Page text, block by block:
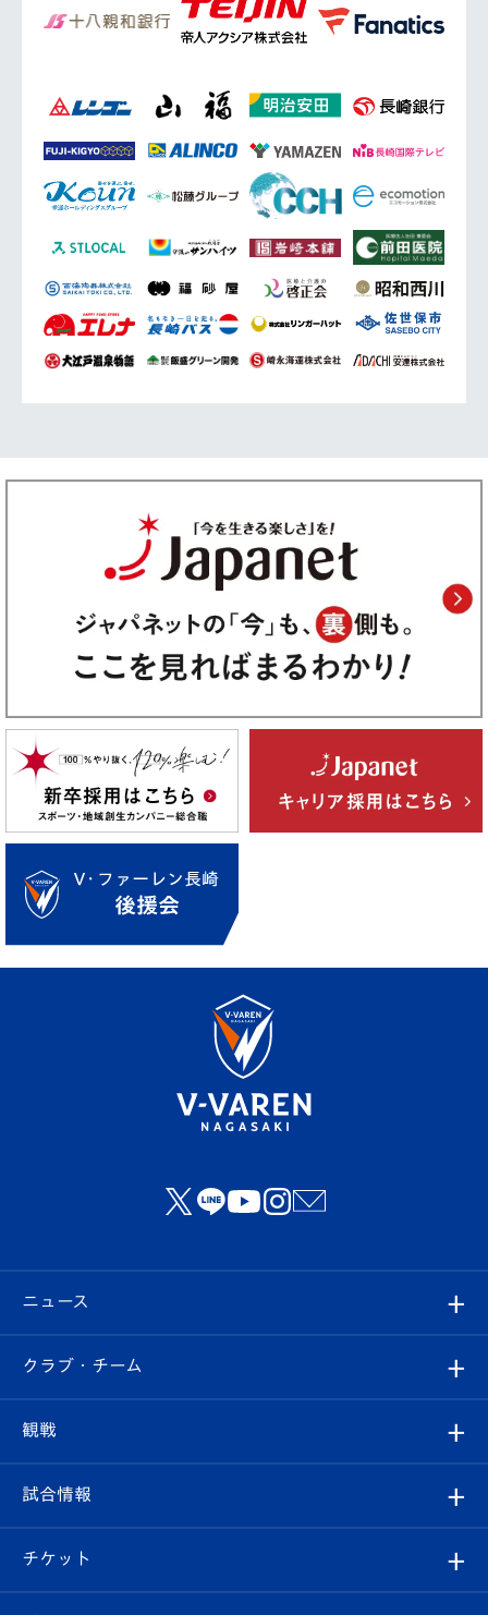
ニュース
すべて
クラブ
試合情報
クラブ・チーム
クラブ概要
エンブレム紹介
観戦
観戦ルール
はじめての観戦ガイド
試合情報
試合日程/結果
チケット